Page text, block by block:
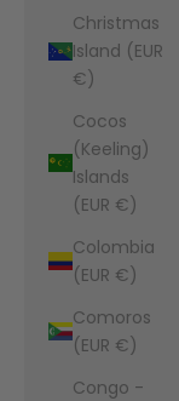
Christmas
Island (EUR
€)
Cocos
(Keeling)
Islands
(EUR €)
Colombia
(EUR €)
Comoros
(EUR €)
Congo -